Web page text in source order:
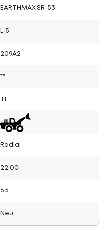
EARTHMAX SR-53
L-5
209A2
**
Radial
22.00
6.5
Neu